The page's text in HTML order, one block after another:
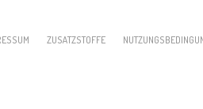
ZUSATZSTOFFE